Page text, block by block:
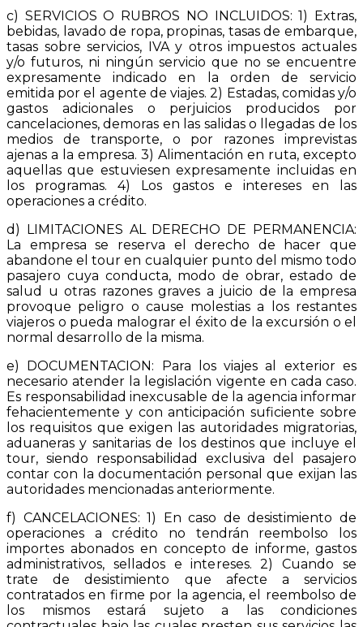
c) SERVICIOS O RUBROS NO INCLUIDOS: 1) Extras,
bebidas, lavado de ropa, propinas, tasas de embarque,
tasas sobre servicios, IVA y otros impuestos actuales
y/o futuros, ni ningún servicio que no se encuentre
expresamente indicado en la orden de servicio
emitida por el agente de viajes. 2) Estadas, comidas y/o
gastos adicionales o perjuicios producidos por
cancelaciones, demoras en las salidas o llegadas de los
medios de transporte, o por razones imprevistas
ajenas a la empresa. 3) Alimentación en ruta, excepto
aquellas que estuviesen expresamente incluidas en
los programas. 4) Los gastos e intereses en las
operaciones a crédito.
d) LIMITACIONES AL DERECHO DE PERMANENCIA:
La empresa se reserva el derecho de hacer que
abandone el tour en cualquier punto del mismo todo
pasajero cuya conducta, modo de obrar, estado de
salud u otras razones graves a juicio de la empresa
provoque peligro o cause molestias a los restantes
viajeros o pueda malograr el éxito de la excursión o el
normal desarrollo de la misma.
e) DOCUMENTACION: Para los viajes al exterior es
necesario atender la legislación vigente en cada caso.
Es responsabilidad inexcusable de la agencia informar
fehacientemente y con anticipación suficiente sobre
los requisitos que exigen las autoridades migratorias,
aduaneras y sanitarias de los destinos que incluye el
tour, siendo responsabilidad exclusiva del pasajero
contar con la documentación personal que exijan las
autoridades mencionadas anteriormente.
f) CANCELACIONES: 1) En caso de desistimiento de
operaciones a crédito no tendrán reembolso los
importes abonados en concepto de informe, gastos
administrativos, sellados e intereses. 2) Cuando se
trate de desistimiento que afecte a servicios
contratados en firme por la agencia, el reembolso de
los mismos estará sujeto a las condiciones